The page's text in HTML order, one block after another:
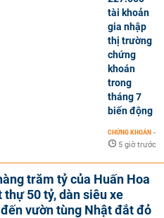
tài khoản
gia nhập
thị trường
chứng
khoán
trong
tháng 7
biến động
CHỨNG KHOÁN -
5 giờ trước
trăm tỷ của Huấn Hoa
thự 50 tỷ, dàn siêu xe
vườn tùng Nhật đắt đỏ